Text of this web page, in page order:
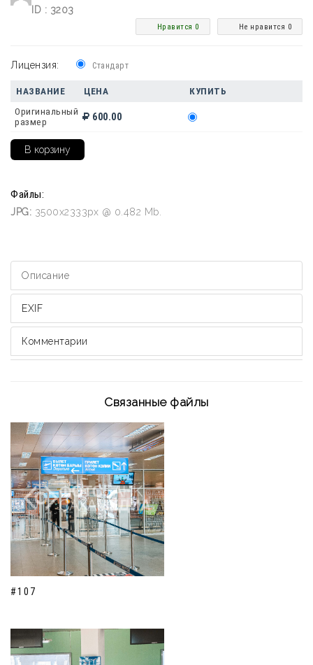
ID : 3203
Не нравится 0
Нравится 0
Лицензия: Стандарт
НАЗВАНИЕ ЦЕНА
КУПИТЬ
Оригинальный
размер
600.00
Файлы:
JPG: 3500x2333px @ 0.482 Mb.
Описание
EXIF
Комментарии
Связанные файлы
#107